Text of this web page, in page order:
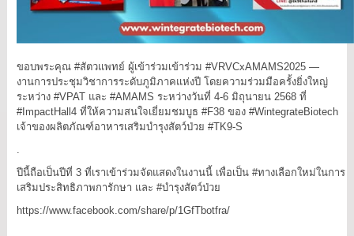
ขอบพระคุณ #สัตวแพทย์ ผู้เข้าร่วมเข้าร่วม #VRVCxAMAMS2025 —
งานการประชุมวิชาการระดับภูมิภาคแห่งปี โดยความร่วมมือครั้งยิ่งใหญ่
ระหว่าง #VPAT และ #AMAMS ระหว่างวันที่ 4-6 มิถุนายน 2568 ที่
#ImpactHall4 ที่ให้ความสนใจเยี่ยมชมบูธ #F38 ของ #WintegrateBiotech
เจ้าของผลิตภัณฑ์อาหารเสริมบำรุงสัตว์ป่วย #TK9-S
ปีนี้ถือเป็นปีที่ 3 ที่เราเข้าร่วมจัดแสดงในงานนี้ เพื่อเป็น #ทางเลือกใหม่ในการ
เสริมประสิทธิภาพการักษา และ #บำรุงสัตว์ป่วย
https://www.facebook.com/share/p/1GfTbotfra/